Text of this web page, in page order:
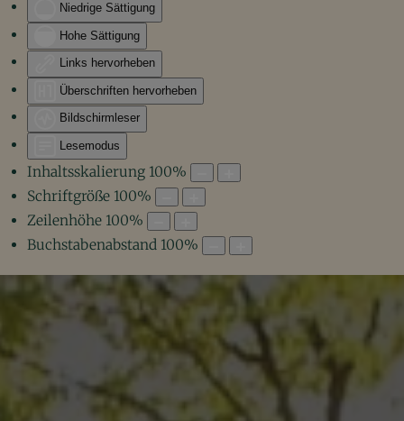
Niedrige Sättigung
Hohe Sättigung
Links hervorheben
Überschriften hervorheben
Bildschirmleser
Lesemodus
Inhaltsskalierung 100%
Schriftgröße 100%
Zeilenhöhe 100%
Buchstabenabstand 100%